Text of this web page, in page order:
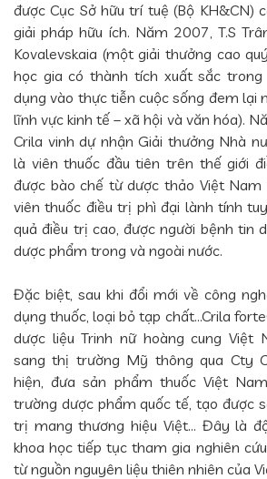
được Cục Sở hữu trí tuệ (Bộ KH&CN)
giải pháp hữu ích. Năm 2007, T.S
Kovalevskaia (một giải thưởng cao
học gia có thành tích xuất sắc trong
dụng vào thực tiễn cuộc sống đem lại
lĩnh vực kinh tế – xã hội và văn hóa).
Crila vinh dự nhận Giải thưởng Nhà
là viên thuốc đầu tiên trên thế giới
được bào chế từ dược thảo Việt
viên thuốc điều trị phì đại lành tính
quả điều trị cao, được người bệnh tin
dược phẩm trong và ngoài nước.
Đặc biệt, sau khi đổi mới về công
dụng thuốc, loại bỏ tạp chất…Crila
dược liệu Trinh nữ hoàng cung Việt
sang thị trường Mỹ thông qua Cty
hiện, đưa sản phẩm thuốc Việt
trường dược phẩm quốc tế, tạo được
trị mang thương hiệu Việt... Đây là
khoa học tiếp tục tham gia nghiên
từ nguồn nguyên liệu thiên nhiên của